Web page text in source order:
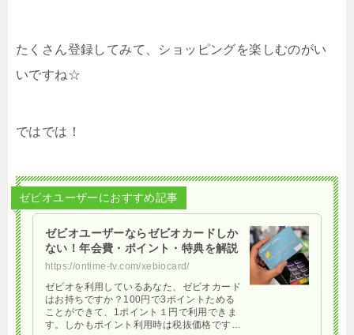
たくさん登録してみて、ショッピングを楽しむのがい
いですね☆
ではでは！
ゼビオユーザーにおすすめ記事
ゼビオユーザーならゼビオカードしか
ない！年会費・ポイント・特典を解説
https://ontime-tv.com/xebiocard/
ゼビオを利用しているあなた、ゼビオカード
はお持ちですか？100円で3ポイントためる
ことができて、1ポイント１円で利用できま
す。しかもポイント利用時は税抜価格です。